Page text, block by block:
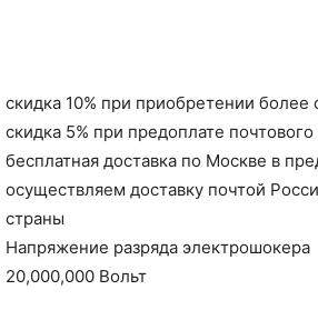
скидка 10% при приобретении более
скидка 5% при предоплате
бесплатная доставка по Москве в
осуществляем доставку почтой
страны
Напряжение разряда электрошокера
20,000,000 Вольт